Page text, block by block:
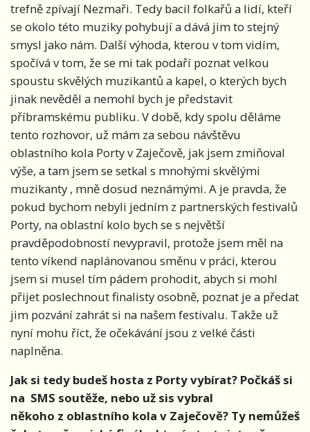
trefně zpívají Nezmaři. Tedy bacil folkařů a lidí, kteří
se okolo této muziky pohybují a dává jim to stejný
smysl jako nám. Další výhoda, kterou v tom vidím,
spočívá v tom, že se mi tak podaří poznat velkou
spoustu skvělých muzikantů a kapel, o kterých bych
jinak nevěděl a nemohl bych je představit
příbramskému publiku. V době, kdy spolu děláme
tento rozhovor, už mám za sebou návštěvu
oblastního kola Porty v Zaječově, jak jsem zmiňoval
výše, a tam jsem se setkal s mnohými skvělými
muzikanty , mně dosud neznámými. A je pravda, že
pokud bychom nebyli jedním z partnerských festivalů
Porty, na oblastní kolo bych se s největší
pravděpodobností nevypravil, protože jsem měl na
tento víkend naplánovanou směnu v práci, kterou
jsem si musel tím pádem prohodit, abych si mohl
přijet poslechnout finalisty osobně, poznat je a předat
jim pozvání zahrát si na našem festivalu. Takže už
nyní mohu říct, že očekávání jsou z velké části
naplněna.
Jak si tedy budeš hosta z Porty vybírat? Počkáš si
na SMS soutěže, nebo už sis vybral
někoho z oblastního kola v Zaječově? Ty nemůžeš